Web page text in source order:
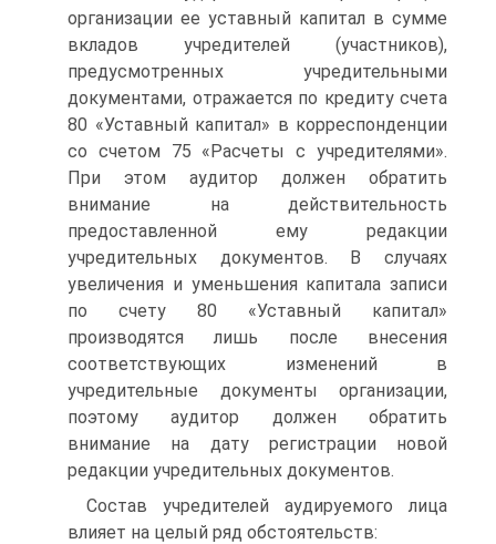
организации ее уставный капитал в сумме
вкладов учредителей (участников),
предусмотренных учредительными
документами, отражается по кредиту счета
80 «Уставный капитал» в корреспонденции
со счетом 75 «Расчеты с учредителями».
При этом аудитор должен обратить
внимание на действительность
предоставленной ему редакции
учредительных документов. В случаях
увеличения и уменьшения капитала записи
по счету 80 «Уставный капитал»
производятся лишь после внесения
соответствующих изменений в
учредительные документы организации,
поэтому аудитор должен обратить
внимание на дату регистрации новой
редакции учредительных документов.
Состав учредителей аудируемого лица
влияет на целый ряд обстоятельств: